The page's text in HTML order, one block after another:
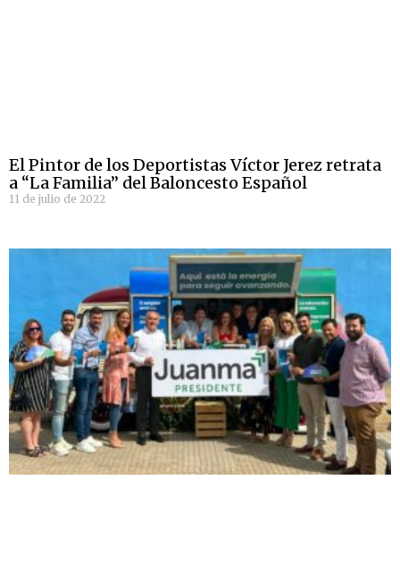
El Pintor de los Deportistas Víctor Jerez retrata
a “La Familia” del Baloncesto Español
11 de julio de 2022